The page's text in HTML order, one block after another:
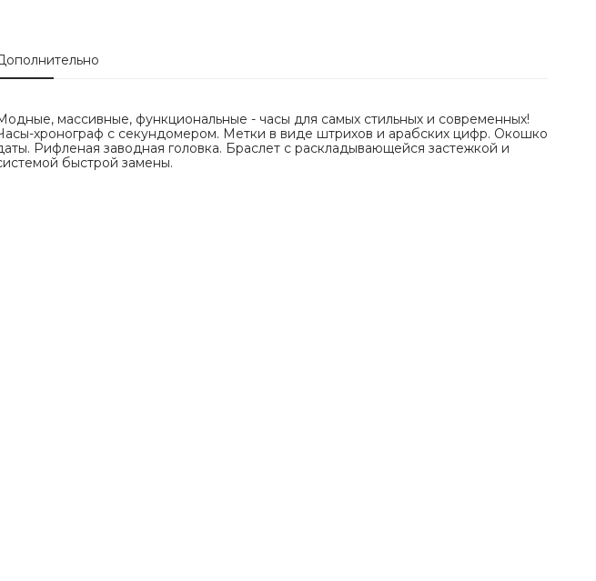
массивные, функциональные - часы для самых стильных и современных!
хронограф с секундомером. Метки в виде штрихов и арабских цифр. Окошко
Рифленая заводная головка. Браслет с раскладывающейся застежкой и
быстрой замены.